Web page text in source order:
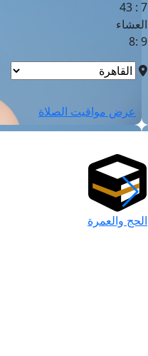
7 : 43
العشاء
9 :8
عرض مواقيت الصلاة
الحج والعمرة